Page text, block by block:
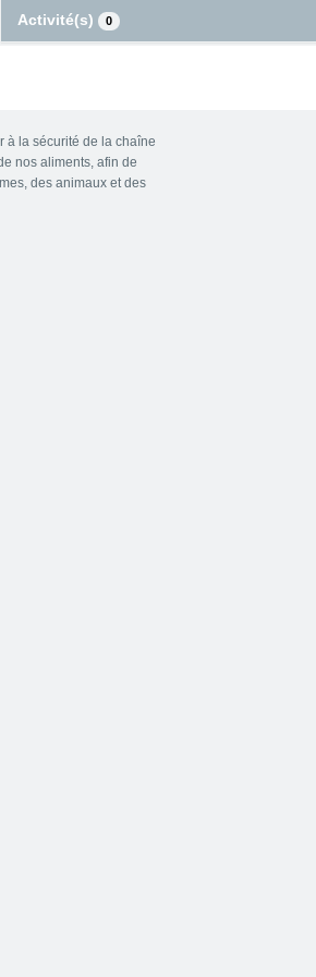
Activité(s) 0
à la sécurité de la chaîne
nos aliments, afin de
des animaux et des